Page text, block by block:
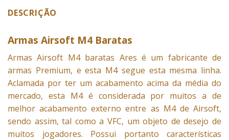
DESCRIÇÃO
Armas Airsoft M4 Baratas
Armas Airsoft M4 baratas Ares é um fabricante de
armas Premium, e esta M4 segue esta mesma linha.
Aclamada por ter um acabamento acima da média do
mercado, esta M4 é considerada por muitos a de
melhor acabamento externo entre as M4 de Airsoft,
sendo assim, tal como a VFC, um objeto de desejo de
muitos jogadores. Possui portanto características